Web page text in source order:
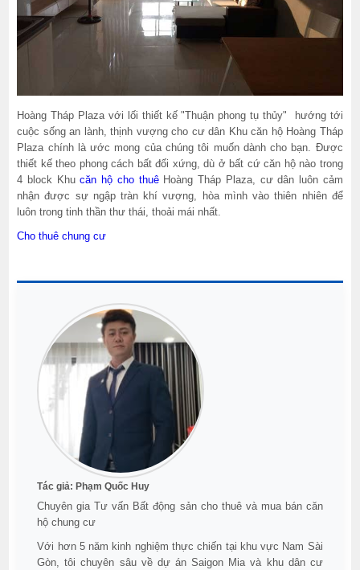
Hoàng Tháp Plaza với lối thiết kế "Thuận phong tụ thủy" hướng tới
cuộc sống an lành, thịnh vượng cho cư dân Khu căn hộ Hoàng Tháp
Plaza chính là ước mong của chúng tôi muốn dành cho bạn. Được
thiết kế theo phong cách bất đối xứng, dù ở bất cứ căn hộ nào trong
4 block Khucăn hộ cho thuêHoàng Tháp Plaza, cư dân luôn cảm
nhận được sự ngập tràn khí vượng, hòa mình vào thiên nhiên để
luôn trong tinh thần thư thái, thoải mái nhất.
Cho thuê chung cư
Tác giả: Phạm Quốc Huy
Chuyên gia Tư vấn Bất động sản cho thuê và mua bán căn
hộ chung cư
Với hơn 5 năm kinh nghiệm thực chiến tại khu vực Nam Sài
Gòn, tôi chuyên sâu về dự án Saigon Mia và khu dân cư